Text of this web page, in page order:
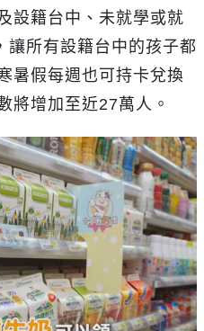
設籍台中、未就學或就
讓所有設籍台中的孩子都
暑假每週也可持卡兌換
將增加至近27萬人。